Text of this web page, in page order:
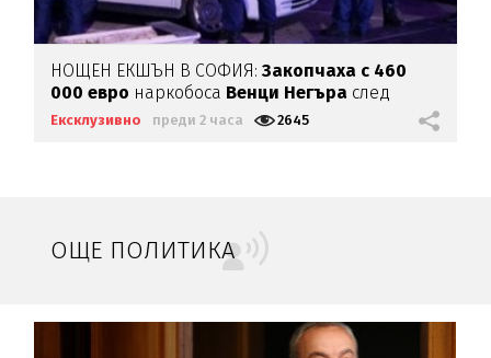
НОЩЕН ЕКШЪН В СОФИЯ:Закопчаха с 460
000 евро наркобоса Венци Негъра след
бясна гонка
Ексклузивно преди 2 часа 2645
ОЩЕ ПОЛИТИКА